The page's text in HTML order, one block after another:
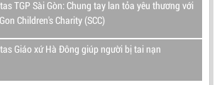
TGP Sài Gòn: Chung tay lan tỏa yêu thương với
Children's Charity (SCC)
Giáo xứ Hà Đông giúp người bị tai nạn